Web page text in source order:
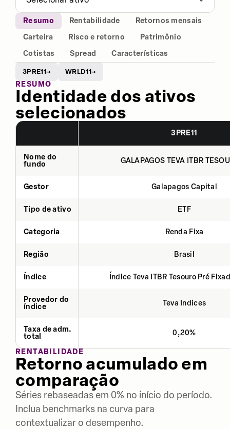
Resumo Rentabilidade
Retornos mensais
Carteira
Risco e retorno
Patrimônio
Cotistas
Spread Características
3PRE11→ WRLD11→
RESUMO
Identidade dos ativos
selecionados
3PRE11
Nome do
fundo
GALAPAGOS TEVA ITBR
Gestor Galapagos Capital
Tipo de ativo ETF
Categoria Renda Fixa
Região Brasil
Índice Índice Teva ITBR Tesouro Pré
Provedor do
índice
Teva Indices
Taxa de adm.
total
0,20%
RENTABILIDADE
Retorno acumulado em
comparação
Séries rebaseadas em 0% no início do período.
Inclua benchmarks na curva para
contextualizar o desempenho.